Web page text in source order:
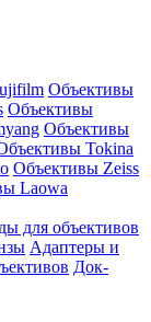
Объективы
Объективы
Объективы
Tokina
Объективы Zeiss
Laowa
для объективов
Адаптеры и
Док-